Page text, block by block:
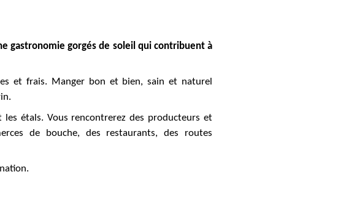
gastronomie gorgés de soleil qui contribuent à
et frais. Manger bon et bien, sain et naturel
étals. Vous rencontrerez des producteurs et
de bouche, des restaurants, des routes